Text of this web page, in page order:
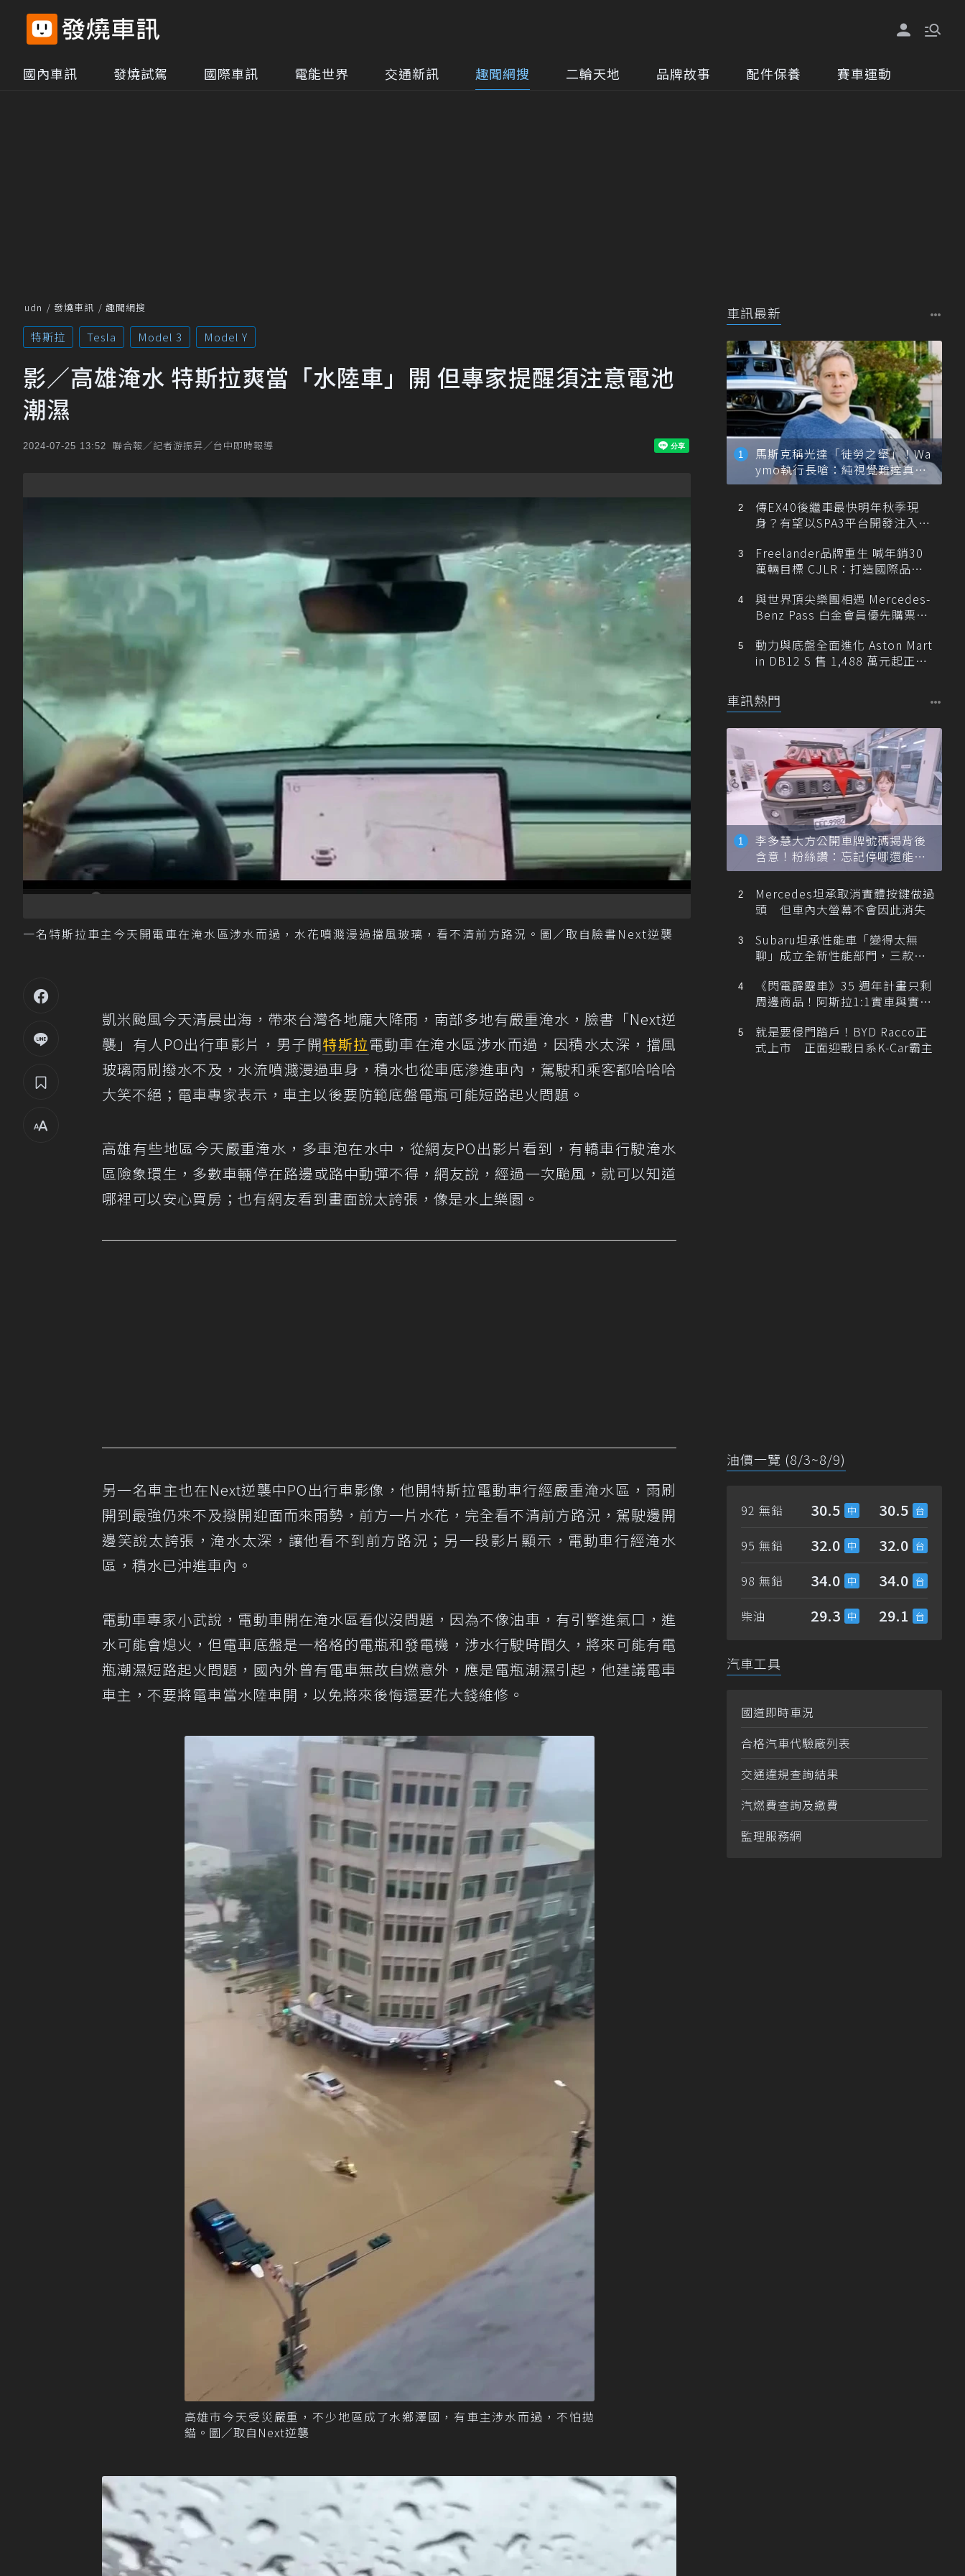
國內車訊 發燒試駕 國際車訊 電能世界 交通新訊 趣聞網搜 二輪天地 品牌故事 配件保養 賽車運動
udn 發燒車訊 趣聞網搜
特斯拉 Tesla Model 3 Model Y
影／高雄淹水 特斯拉爽當「水陸車」開 但專家提醒須注意電池
潮濕
2024-07-25 13:52 聯合報／記者游振昇／台中即時報導
一名特斯拉車主今天開電車在淹水區涉水而過，水花噴濺漫過擋風玻璃，看不清前方路況。圖／取自臉書Next逆襲
凱米颱風今天清晨出海，帶來台灣各地龐大降雨，南部多地有嚴重淹水，臉書「Next逆
襲」有人PO出行車影片，男子開特斯拉電動車在淹水區涉水而過，因積水太深，擋風
玻璃雨刷撥水不及，水流噴濺漫過車身，積水也從車底滲進車內，駕駛和乘客都哈哈哈
大笑不絕；電車專家表示，車主以後要防範底盤電瓶可能短路起火問題。
高雄有些地區今天嚴重淹水，多車泡在水中，從網友PO出影片看到，有轎車行駛淹水
區險象環生，多數車輛停在路邊或路中動彈不得，網友說，經過一次颱風，就可以知道
哪裡可以安心買房；也有網友看到畫面說太誇張，像是水上樂園。
另一名車主也在Next逆襲中PO出行車影像，他開特斯拉電動車行經嚴重淹水區，雨刷
開到最強仍來不及撥開迎面而來雨勢，前方一片水花，完全看不清前方路況，駕駛邊開
邊笑說太誇張，淹水太深，讓他看不到前方路況；另一段影片顯示，電動車行經淹水
區，積水已沖進車內。
電動車專家小武說，電動車開在淹水區看似沒問題，因為不像油車，有引擎進氣口，進
水可能會熄火，但電車底盤是一格格的電瓶和發電機，涉水行駛時間久，將來可能有電
瓶潮濕短路起火問題，國內外曾有電車無故自燃意外，應是電瓶潮濕引起，他建議電車
車主，不要將電車當水陸車開，以免將來後悔還要花大錢維修。
高雄巿今天受災嚴重，不少地區成了水鄉澤國，有車主涉水而過，不怕拋
錨。圖／取自Next逆襲
車訊最新
馬斯克稱光達「徒勞之舉」！Wa
ymo執行長嗆：純視覺難達真正
自動駕駛
傳EX40後繼車最快明年秋季現
身？有望以SPA3平台開發注入80
Freelander品牌重生 喊年銷30
萬輛目標 CJLR：打造國際品牌
與世界頂尖樂團相遇 Mercedes-
Benz Pass 白金會員優先購票維
動力與底盤全面進化 Aston Mart
in DB12 S 售 1,488 萬元起正式
車訊熱門
李多慧大方公開車牌號碼揭背後
含意！粉絲讚：忘記停哪還能幫
忙找車
Mercedes坦承取消實體按鍵做過
頭 但車內大螢幕不會因此消失
Subaru坦承性能車「變得太無
聊」成立全新性能部門，三款手
《閃電霹靂車》35 週年計畫只剩
周邊商品！阿斯拉1:1實車與實體
就是要侵門踏戶！BYD Racco正
式上市 正面迎戰日系K-Car霸主
油價一覽 (8/3~8/9)
92 無鉛 30.5 30.5
95 無鉛 32.0 32.0
98 無鉛 34.0 34.0
柴油 29.3 29.1
汽車工具
國道即時車況
合格汽車代驗廠列表
交通違規查詢結果
汽燃費查詢及繳費
監理服務網